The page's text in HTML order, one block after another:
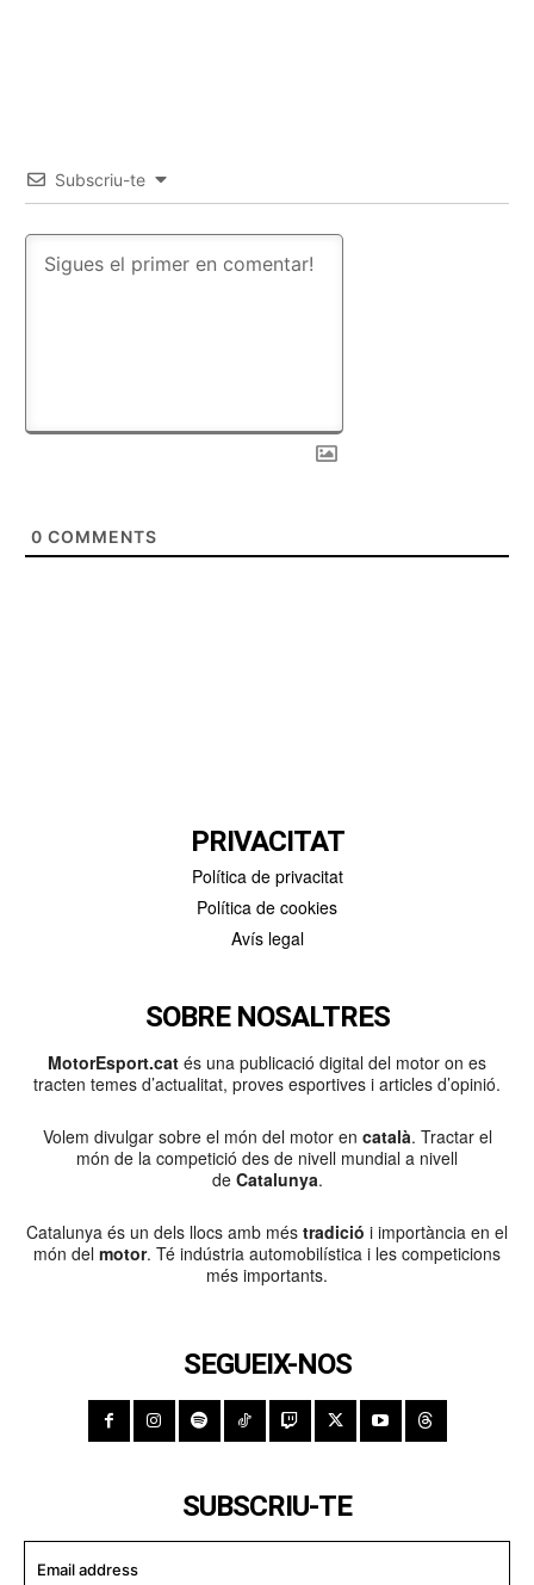
Subscriu-te
0 COMMENTS
PRIVACITAT
Política de privacitat
Política de cookies
Avís legal
SOBRE NOSALTRES
MotorEsport.cat és una publicació digital del motor on es
tracten temes d’actualitat, proves esportives i articles d’opinió.
Volem divulgar sobre el món del motor en català. Tractar el
món de la competició des de nivell mundial a nivell
de Catalunya.
Catalunya és un dels llocs amb més tradició i importància en el
món del motor. Té indústria automobilística i les competicions
més importants.
SEGUEIX-NOS
SUBSCRIU-TE